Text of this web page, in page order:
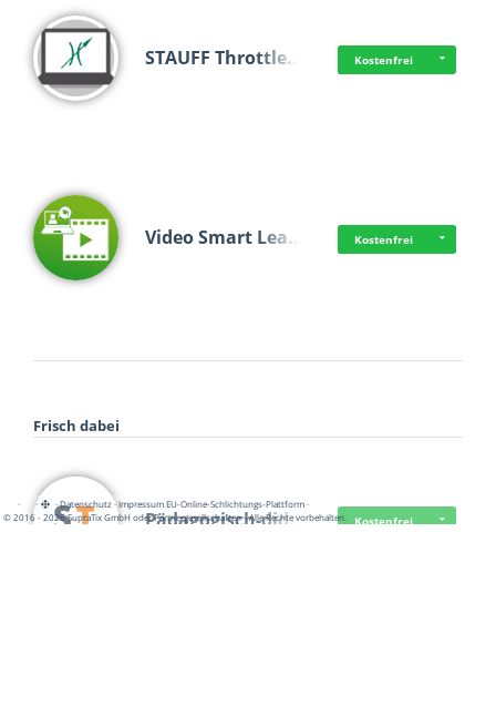
STAUFF Throttle… Kostenfrei
Video Smart Lea… Kostenfrei
Frisch dabei
Pädagogisch-did… Kostenfrei
· · ·Datenschutz·Impressum EU-Online-Schlichtungs-Plattform·
© 2016 - 2026 SupraTix GmbH oder Partnergesellschaften - Alle Rechte vorbehalten.